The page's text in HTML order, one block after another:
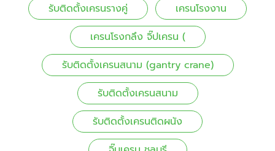
รับติดตั้งเครนรางคู่
เครนโรงงาน
เครนโรงกลึง จิ๊ปเครน (
รับติดตั้งเครนสนาม (gantry crane)
รับติดตั้งเครนสนาม
รับติดตั้งเครนติดผนัง